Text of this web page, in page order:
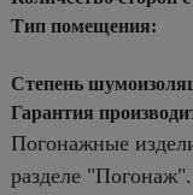
Тип помещения:
Степень
Гарантия
Погонажные
разделе